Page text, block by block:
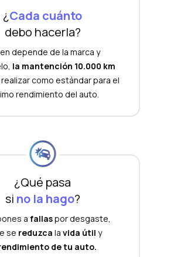
¿Cada cuánto
debo hacerla?
depende de la marca y
la mantención 10.000 km
como estándar para el
rendimiento del auto.
¿Qué pasa
si no la hago?
a fallaspor desgaste,
se reduzca la vida útil y
de tu auto.